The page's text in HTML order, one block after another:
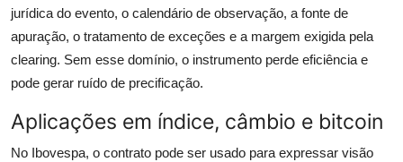
jurídica do evento, o calendário de observação, a fonte de
apuração, o tratamento de exceções e a margem exigida pela
clearing. Sem esse domínio, o instrumento perde eficiência e
pode gerar ruído de precificação.
Aplicações em índice, câmbio e bitcoin
No Ibovespa, o contrato pode ser usado para expressar visão